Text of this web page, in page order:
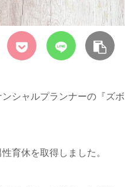
シャルプランナーの『ズボ
育休を取得しました。